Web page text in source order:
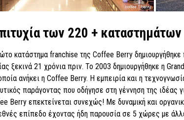
των 220 +
κατάστημα franchise της Coffee Berry
ξεκινά 21 χρόνια πριν. Το 2003 δημιουργήθηκε η
ανήκει η Coffee Berry. Η εμπειρία και η
παράγοντας που οδήγησε στη γέννηση της ιδέας
Berry επεκτείνεται συνεχώς! Με δυναμική και
επίπεδο έχοντας ήδη παρουσία σε 5 χώρες με